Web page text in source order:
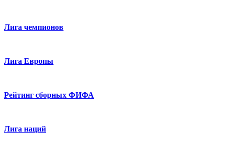
Лига чемпионов
Лига Европы
Рейтинг сборных ФИФА
Лига наций